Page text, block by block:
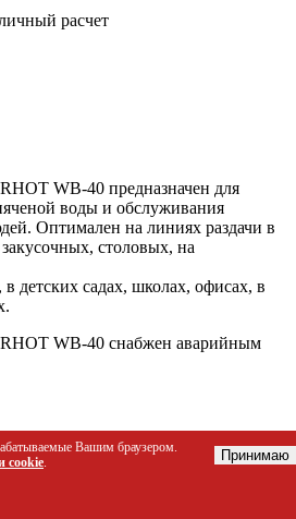
расчет
WB-40 предназначен для
воды и обслуживания
Оптимален на линиях раздачи в
столовых, на
детских садах, школах, офисах, в
WB-40 снабжен аварийным
Вашим браузером.
cookie. Принимаю